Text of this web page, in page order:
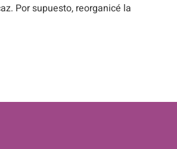
Por supuesto, reorganicé la